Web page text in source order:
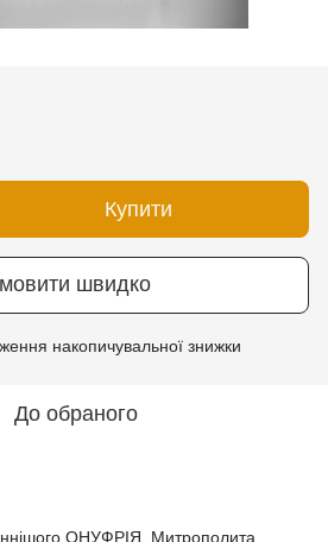
Купити
швидко
накопичувальної знижки
До обраного
ОНУФРІЯ, Митрополита